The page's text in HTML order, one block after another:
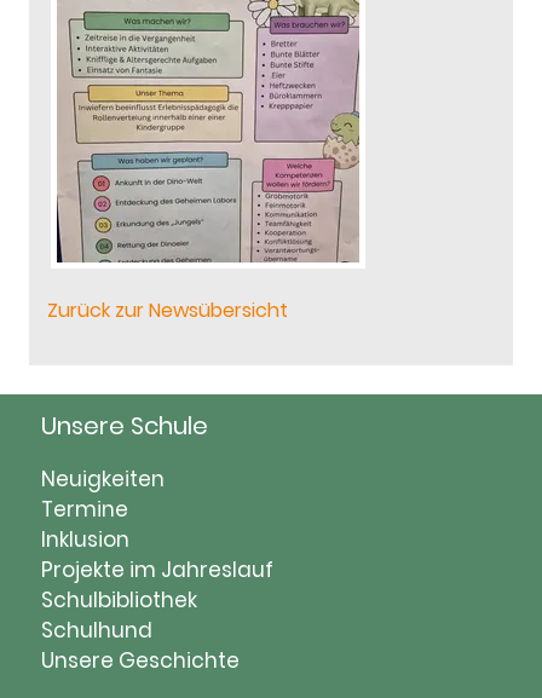
Zurück zur Newsübersicht
Unsere Schule
Navigation
überspringen
Neuigkeiten
Termine
Inklusion
Projekte im Jahreslauf
Schulbibliothek
Schulhund
Unsere Geschichte